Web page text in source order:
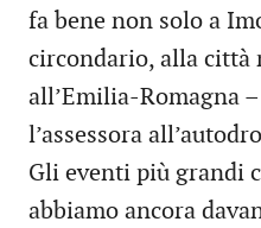
fa bene non solo a
circondario, alla città
all’Emilia-Romagna
l’assessora
Gli eventi più grandi
abbiamo ancora